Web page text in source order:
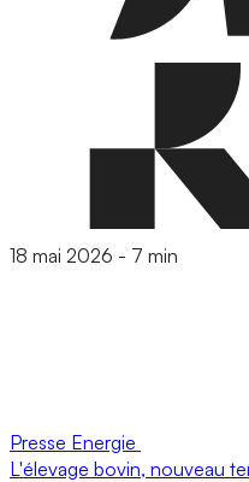
18 mai 2026 - 7 min
Presse Energie
L'élevage bovin, nouveau